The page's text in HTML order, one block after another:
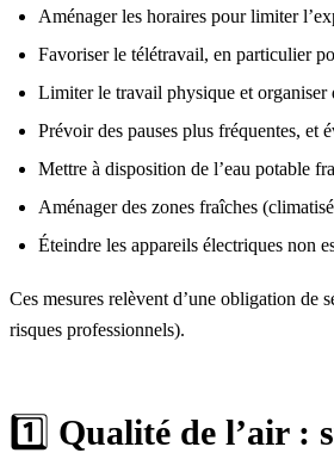
Aménager les horaires pour limiter
Favoriser le télétravail, en particulier
Limiter le travail physique et organiser
Prévoir des pauses plus fréquentes, et
Mettre à disposition de l’eau potable
Aménager des zones fraîches
Éteindre les appareils électriques non
Ces mesures relèvent d’une obligation de
risques professionnels).
1️⃣ Qualité de l’air :